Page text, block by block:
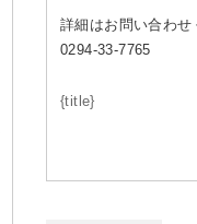
詳細はお問い合わせ
0294-33-7765
{title}